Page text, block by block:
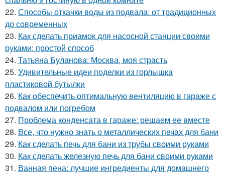
22. Способы откачки воды из подвала: от традиционных
до современных
23. Как сделать приамок для насосной станции своими
руками: простой способ
24. Татьяна Буланова: Москва, моя страсть
25. Удивительные идеи поделки из горлышка
пластиковой бутылки
26. Как обеспечить оптимальную вентиляцию в гараже с
подвалом или погребом
27. Проблема конденсата в гараже: решаем ее вместе
28. Все, что нужно знать о металлических печах для бани
29. Как сделать печь для бани из трубы своими руками
30. Как сделать железную печь для бани своими руками
31. Ванная пена: лучшие ингредиенты для домашнего